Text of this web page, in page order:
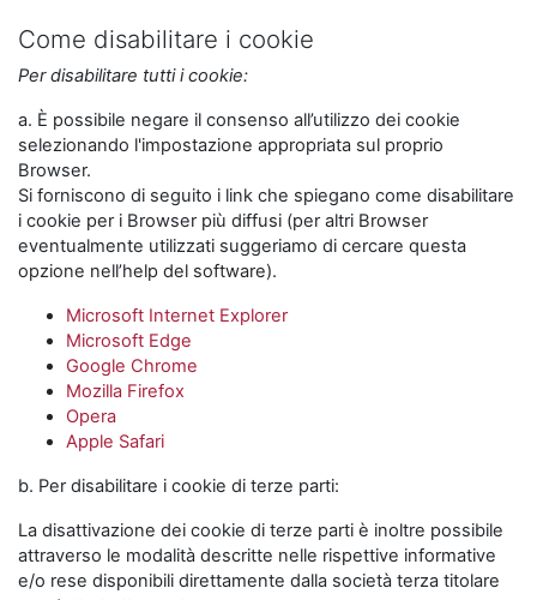
Come disabilitare i cookie
Per disabilitare tutti i cookie:
a. È possibile negare il consenso all’utilizzo dei cookie
selezionando l'impostazione appropriata sul proprio
Browser.
Si forniscono di seguito i link che spiegano come disabilitare
i cookie per i Browser più diffusi (per altri Browser
eventualmente utilizzati suggeriamo di cercare questa
opzione nell’help del software).
Microsoft Internet Explorer
Microsoft Edge
Google Chrome
Mozilla Firefox
Opera
Apple Safari
b. Per disabilitare i cookie di terze parti:
La disattivazione dei cookie di terze parti è inoltre possibile
attraverso le modalità descritte nelle rispettive informative
e/o rese disponibili direttamente dalla società terza titolare